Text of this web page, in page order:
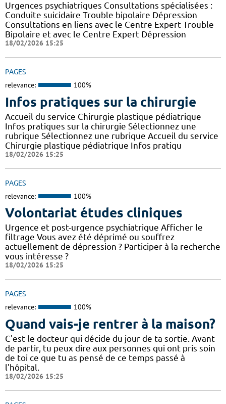
Urgences psychiatriques Consultations spécialisées :
Conduite suicidaire Trouble bipolaire Dépression
Consultations en liens avec le Centre Expert Trouble
Bipolaire et avec le Centre Expert Dépression
18/02/2026 15:25
PAGES
relevance: 100%
Infos pratiques sur la chirurgie
Accueil du service Chirurgie plastique pédiatrique
Infos pratiques sur la chirurgie Sélectionnez une
rubrique Sélectionnez une rubrique Accueil du service
Chirurgie plastique pédiatrique Infos pratiqu
18/02/2026 15:25
PAGES
relevance: 100%
Volontariat études cliniques
Urgence et post-urgence psychiatrique Afficher le
filtrage Vous avez été déprimé ou souffrez
actuellement de dépression ? Participer à la recherche
vous intéresse ?
18/02/2026 15:25
PAGES
relevance: 100%
Quand vais-je rentrer à la maison?
C'est le docteur qui décide du jour de ta sortie. Avant
de partir, tu peux dire aux personnes qui ont pris soin
de toi ce que tu as pensé de ce temps passé à
l'hôpital.
18/02/2026 15:25